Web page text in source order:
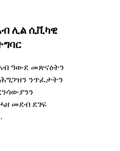
ሊል ሲቪካዊ
ዓውደ መጽናዕትን
ንጥፈታትን
መደብ ደገፍ